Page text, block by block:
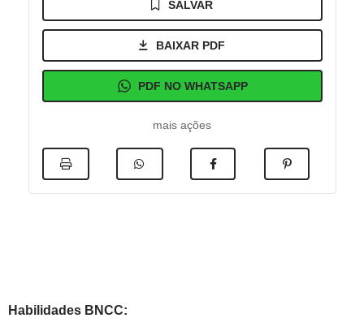
SALVAR
BAIXAR PDF
PDF NO WHATSAPP
mais ações
Habilidades BNCC: